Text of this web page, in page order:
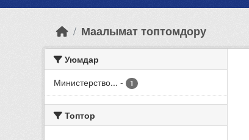
Маалымат топтомдору
Уюмдар
Министерство... - 1
Топтор